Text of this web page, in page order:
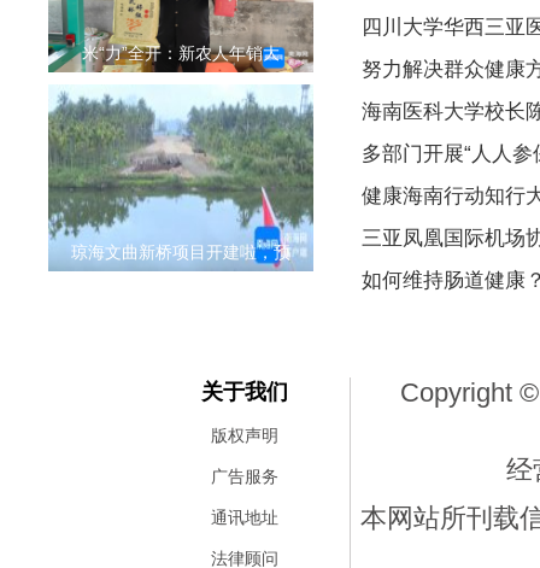
米“力”全开：新农人年销大
琼海文曲新桥项目开建啦，预
四川大学华西三亚
努力解决群众健康
海南医科大学校长
多部门开展“人人参
健康海南行动知行
三亚凤凰国际机场
如何维持肠道健康
关于我们
版权声明
广告服务
通讯地址
法律顾问
Copyright
经
本网站所刊载